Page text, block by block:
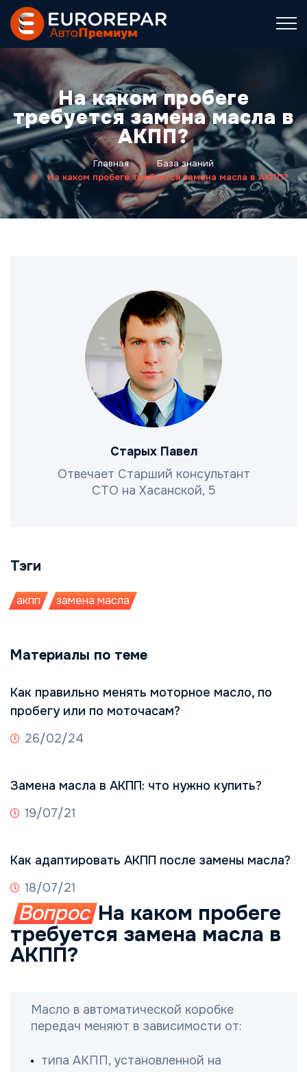
На каком пробеге
требуется замена масла в
АКПП?
Главная
База знаний
На каком пробеге требуется замена масла в АКПП?
Старых Павел
Отвечает Старший консультант
СТО на Хасанской, 5
Тэги
акпп замена масла
Материалы по теме
Как правильно менять моторное масло, по
пробегу или по моточасам?
26/02/24
Замена масла в АКПП: что нужно купить?
19/07/21
Как адаптировать АКПП после замены масла?
18/07/21
ВопросНа каком пробеге
требуется замена масла в
АКПП?
Масло в автоматической коробке
передач меняют в зависимости от:
типа АКПП, установленной на